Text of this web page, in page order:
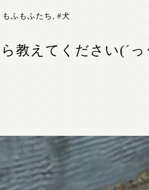
ふもふたち ,#犬
教えてください(´っ